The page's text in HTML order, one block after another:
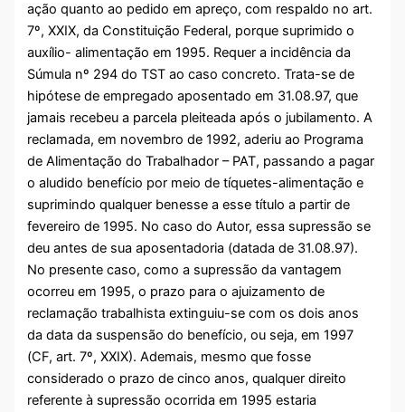
ação quanto ao pedido em apreço, com respaldo no art.
7º, XXIX, da Constituição Federal, porque suprimido o
auxílio- alimentação em 1995. Requer a incidência da
Súmula nº 294 do TST ao caso concreto. Trata-se de
hipótese de empregado aposentado em 31.08.97, que
jamais recebeu a parcela pleiteada após o jubilamento. A
reclamada, em novembro de 1992, aderiu ao Programa
de Alimentação do Trabalhador – PAT, passando a pagar
o aludido benefício por meio de tíquetes-alimentação e
suprimindo qualquer benesse a esse título a partir de
fevereiro de 1995. No caso do Autor, essa supressão se
deu antes de sua aposentadoria (datada de 31.08.97).
No presente caso, como a supressão da vantagem
ocorreu em 1995, o prazo para o ajuizamento de
reclamação trabalhista extinguiu-se com os dois anos
da data da suspensão do benefício, ou seja, em 1997
(CF, art. 7º, XXIX). Ademais, mesmo que fosse
considerado o prazo de cinco anos, qualquer direito
referente à supressão ocorrida em 1995 estaria